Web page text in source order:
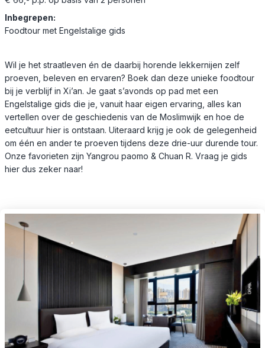
Inbegrepen:
Foodtour met Engelstalige gids
Wil je het straatleven én de daarbij horende lekkernijen zelf
proeven, beleven en ervaren? Boek dan deze unieke foodtour
bij je verblijf in Xi’an. Je gaat s’avonds op pad met een
Engelstalige gids die je, vanuit haar eigen ervaring, alles kan
vertellen over de geschiedenis van de Moslimwijk en hoe de
eetcultuur hier is ontstaan. Uiteraard krijg je ook de gelegenheid
om één en ander te proeven tijdens deze drie-uur durende tour.
Onze favorieten zijn Yangrou paomo & Chuan R. Vraag je gids
hier dus zeker naar!